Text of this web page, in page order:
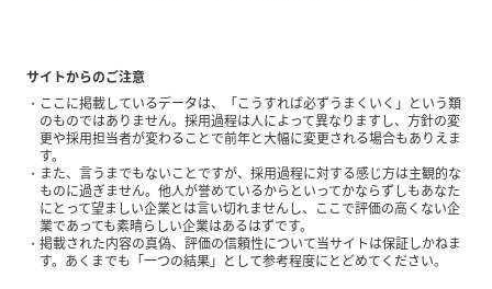
サイトからのご注意
ここに掲載しているデータは、「こうすれば必ずうまくいく」という類
のものではありません。採用過程は人によって異なりますし、方針の変
更や採用担当者が変わることで前年と大幅に変更される場合もありえま
す。
また、言うまでもないことですが、採用過程に対する感じ方は主観的な
ものに過ぎません。他人が誉めているからといってかならずしもあなた
にとって望ましい企業とは言い切れませんし、ここで評価の高くない企
業であっても素晴らしい企業はあるはずです。
掲載された内容の真偽、評価の信頼性について当サイトは保証しかねま
す。あくまでも「一つの結果」として参考程度にとどめてください。